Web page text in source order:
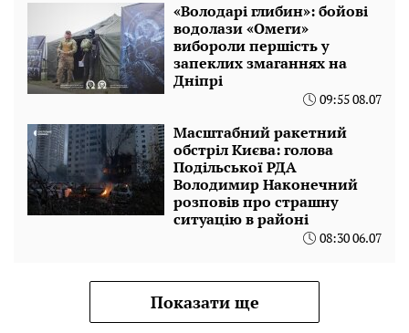
«Володарі глибин»: бойові
водолази «Омеги»
вибороли першість у
запеклих змаганнях на
Дніпрі
09:55 08.07
Масштабний ракетний
обстріл Києва: голова
Подільської РДА
Володимир Наконечний
розповів про страшну
ситуацію в районі
08:30 06.07
Показати ще